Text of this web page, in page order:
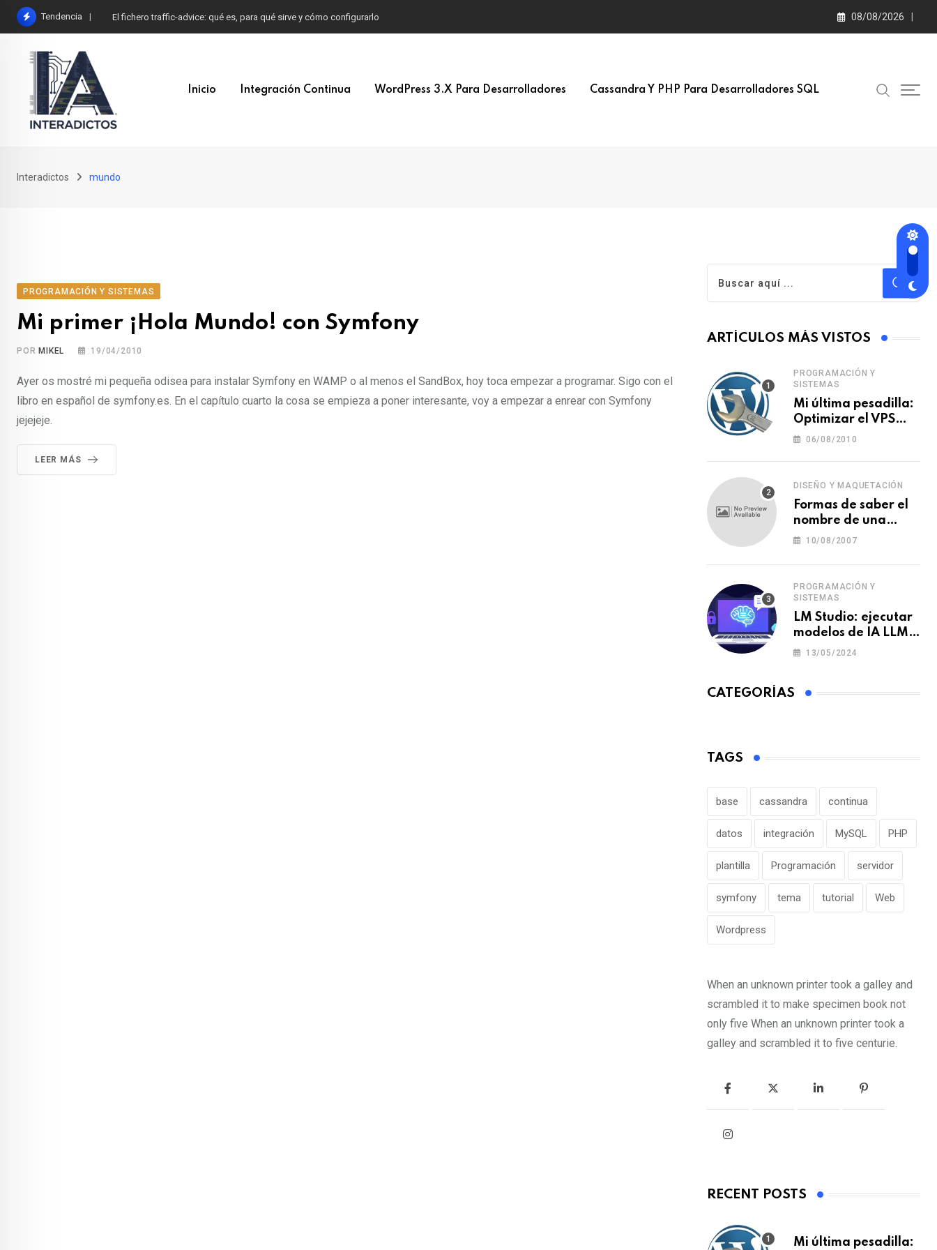
Skip
content
Tendencia El fichero traffic-advice: qué es, para qué sirve y cómo configurarlo 08/08/2026
Inicio Integración Continua WordPress 3.x Para Desarrolladores Cassandra Y PHP Para Desarrolladores SQL
Interadictos mundo
PROGRAMACIÓN Y SISTEMAS
Mi primer ¡Hola Mundo! con Symfony
POR MIKEL 19/04/2010
Ayer os mostré mi pequeña odisea para instalar Symfony en WAMP o al menos el SandBox, hoy toca empezar a programar. Sigo con el
libro en español de symfony.es. En el capítulo cuarto la cosa se empieza a poner interesante, voy a empezar a enrear con Symfony
jejejeje.
LEER MÁS
ARTÍCULOS MÁS VISTOS
PROGRAMACIÓN Y
SISTEMAS
Mi última pesadilla:
Optimizar el VPS
para WordPress
06/08/2010
DISEÑO Y MAQUETACIÓN
Formas de saber el
nombre de una
tipografía (o una
letra)
10/08/2007
PROGRAMACIÓN Y
SISTEMAS
LM Studio: ejecutar
modelos de IA LLM
en un portátil o pc y
13/05/2024
CATEGORÍAS
TAGS
base cassandra continua
datos integración MySQL PHP
plantilla Programación servidor
symfony tema tutorial Web
Wordpress
When an unknown printer took a galley and
scrambled it to make specimen book not
only five When an unknown printer took a
galley and scrambled it to five centurie.
RECENT POSTS
Mi última pesadilla: